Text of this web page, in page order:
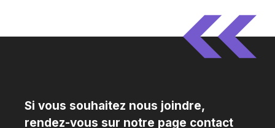
Si vous souhaitez nous joindre,
rendez-vous sur notre page contact